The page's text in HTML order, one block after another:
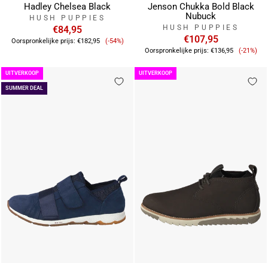
Hadley Chelsea Black
HUSH PUPPIES
€84,95
Oorspronkelijke prijs: €182,95 Verkoopprijs
(-54%)
Jenson Chukka Bold Black
Nubuck
HUSH PUPPIES
€107,95
Oorspronkelijke prijs: €136,95 (-21%)
SUMMER DEAL
UITVERKOOP UITVERKOOP